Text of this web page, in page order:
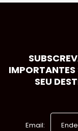
IMPORTANTES
SEU
Email: